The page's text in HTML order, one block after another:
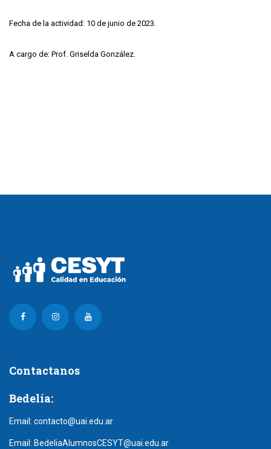
Fecha de la actividad: 10 de junio de 2023.
A cargo de: Prof. Griselda González.
Contactanos
Bedelía:
Email: contacto@uai.edu.ar
Email: BedeliaAlumnosCESYT@uai.edu.ar